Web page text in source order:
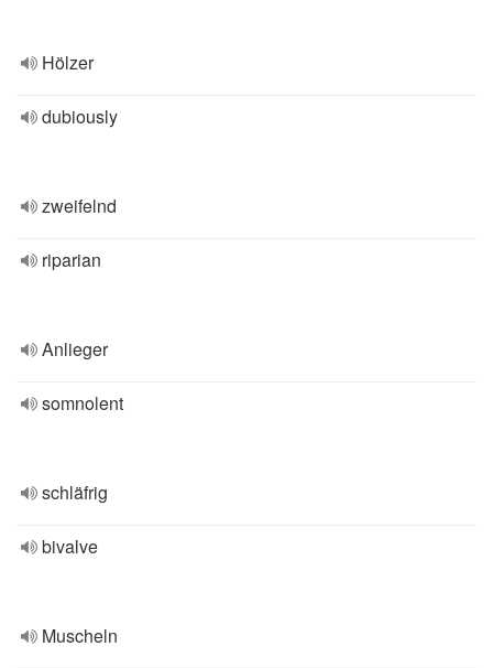
Hölzer
dubiously
zweifelnd
riparian
Anlieger
somnolent
schläfrig
bivalve
Muscheln